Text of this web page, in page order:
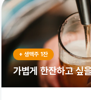
+ 생맥주 1잔
가볍게 한잔하고 싶